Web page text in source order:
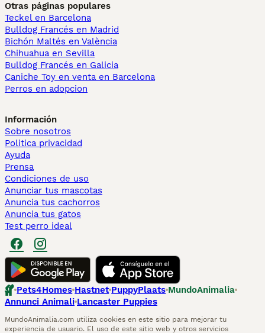
Otras páginas populares
Teckel en Barcelona
Bulldog Francés en Madrid
Bichón Maltés en València
Chihuahua en Sevilla
Bulldog Francés en Galicia
Caniche Toy en venta en Barcelona
Perros en adopcion
Información
Sobre nosotros
Politica privacidad
Ayuda
Prensa
Condiciones de uso
Anunciar tus mascotas
Anuncia tus cachorros
Anuncia tus gatos
Test perro ideal
Pets4Homes Hastnet PuppyPlaats MundoAnimalia
Annunci Animali Lancaster Puppies
MundoAnimalia.com utiliza cookies en este sitio para mejorar tu
experiencia de usuario. El uso de este sitio web y otros servicios